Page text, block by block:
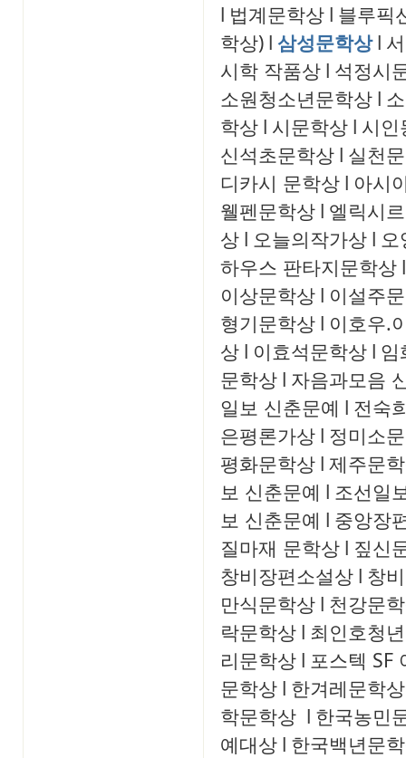
l 법계문학상 l 블루픽
학상) l 삼성문학상 l
시학 작품상 l 석정시
소원청소년문학상 l
학상 l 시문학상 l 시
신석초문학상 l 실천
디카시 문학상 l 아시
웰펜문학상 l 엘릭시
상 l 오늘의작가상 l 오
하우스 판타지문학상 l
이상문학상 l 이설주
형기문학상 l 이호우.
상 l 이효석문학상 l 임
문학상 l 자음과모음
일보 신춘문예 l 전숙
은평론가상 l 정미소
평화문학상 l 제주문
보 신춘문예 l 조선일
보 신춘문예 l 중앙장
질마재 문학상 l 짚신
창비장편소설상 l 창
만식문학상 l 천강문
락문학상 l 최인호청
리문학상 l 포스텍 SF
문학상 l 한겨레문학상
학문학상 l 한국농민
예대상 l 한국백년문